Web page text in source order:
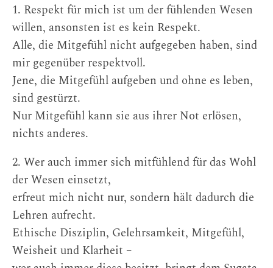
1. Respekt für mich ist um der fühlenden Wesen
willen, ansonsten ist es kein Respekt.
Alle, die Mitgefühl nicht aufgegeben haben, sind
mir gegenüber respektvoll.
Jene, die Mitgefühl aufgeben und ohne es leben,
sind gestürzt.
Nur Mitgefühl kann sie aus ihrer Not erlösen,
nichts anderes.
2. Wer auch immer sich mitfühlend für das Wohl
der Wesen einsetzt,
erfreut mich nicht nur, sondern hält dadurch die
Lehren aufrecht.
Ethische Disziplin, Gelehrsamkeit, Mitgefühl,
Weisheit und Klarheit –